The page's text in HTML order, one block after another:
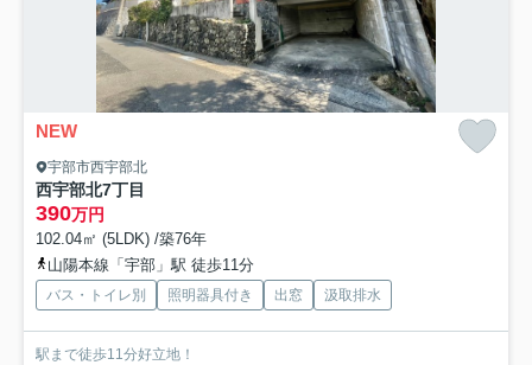
NEW
宇部市西宇部北
西宇部北7丁目
390万円
102.04㎡ (5LDK) /築76年
山陽本線「宇部」駅 徒歩11分
バス・トイレ別 照明器具付き 出窓 汲取排水
駅まで徒歩11分好立地！